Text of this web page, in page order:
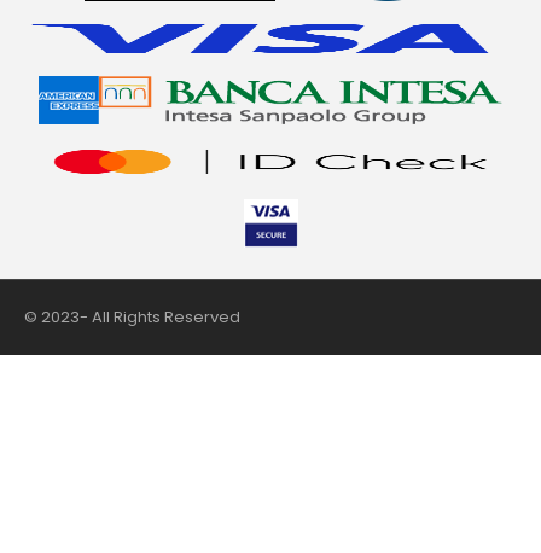
© 2023- All Rights Reserved